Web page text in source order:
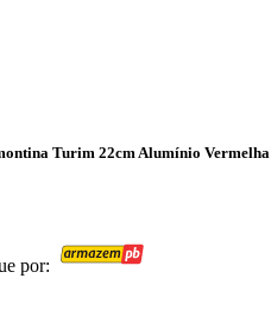
Turim 22cm Alumínio Vermelha
por: